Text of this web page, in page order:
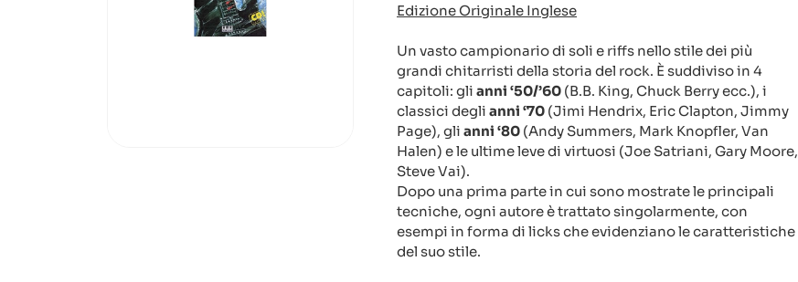
Edizione Originale Inglese
Un vasto campionario di soli e riffs nello stile dei più
grandi chitarristi della storia del rock. È suddiviso in 4
capitoli: gli anni ‘50/’60 (B.B. King, Chuck Berry ecc.), i
classici degli anni ‘70 (Jimi Hendrix, Eric Clapton, Jimmy
Page), gli anni ‘80 (Andy Summers, Mark Knopfler, Van
Halen) e le ultime leve di virtuosi (Joe Satriani, Gary Moore,
Steve Vai).
Dopo una prima parte in cui sono mostrate le principali
tecniche, ogni autore è trattato singolarmente, con
esempi in forma di licks che evidenziano le caratteristiche
del suo stile.